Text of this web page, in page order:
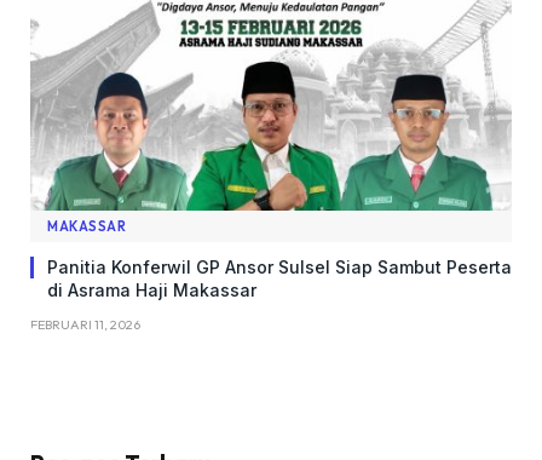
MAKASSAR
Panitia Konferwil GP Ansor Sulsel Siap Sambut Peserta
di Asrama Haji Makassar
FEBRUARI 11, 2026